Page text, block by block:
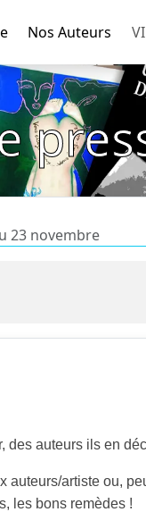
Nos Auteurs
23 novembre
des auteurs ils en
artiste ou,
les bons remèdes !